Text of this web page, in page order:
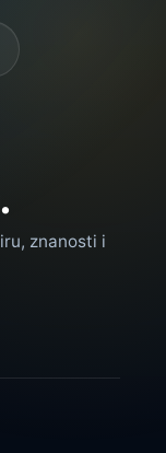
znanosti i